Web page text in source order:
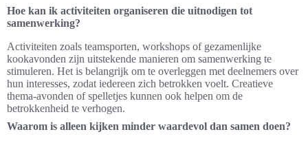
Hoe kan ik activiteiten organiseren die uitnodigen tot
samenwerking?
Activiteiten zoals teamsporten, workshops of gezamenlijke
kookavonden zijn uitstekende manieren om samenwerking te
stimuleren. Het is belangrijk om te overleggen met deelnemers over
hun interesses, zodat iedereen zich betrokken voelt. Creatieve
thema-avonden of spelletjes kunnen ook helpen om de
betrokkenheid te verhogen.
Waarom is alleen kijken minder waardevol dan samen doen?